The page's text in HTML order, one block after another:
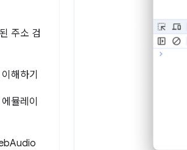
주소 검
해하기
뮬레이
Audio